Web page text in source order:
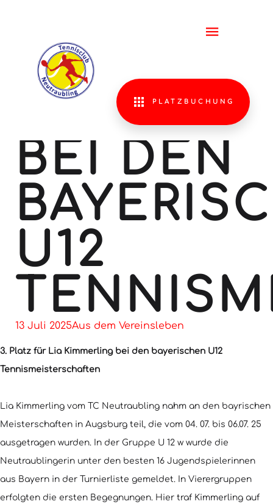
PLATZBUCHUNG
3. PLATZ
FÜR LIA
BEI DEN
U12
13 Juli 2025Aus dem Vereinsleben
3. Platz für Lia Kimmerling bei den bayerischen U12
Tennismeisterschaften
Lia Kimmerling vom TC Neutraubling nahm an den bayrischen
Meisterschaften in Augsburg teil, die vom 04. 07. bis 06.07. 25
ausgetragen wurden. In der Gruppe U 12 w wurde die
Neutraublingerin unter den besten 16 Jugendspielerinnen
aus Bayern in der Turnierliste gemeldet. In Vierergruppen
erfolgten die ersten Begegnungen. Hier traf Kimmerling auf